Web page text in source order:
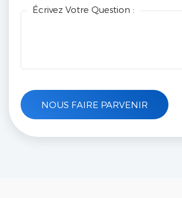
Écrivez Votre Question :